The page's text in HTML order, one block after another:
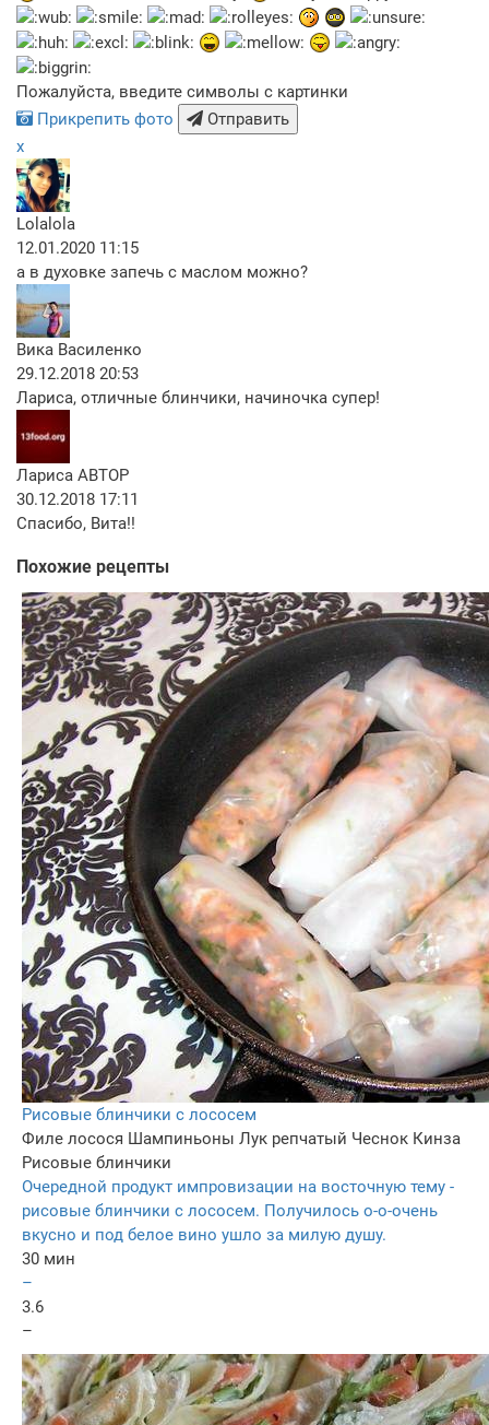
Пожалуйста, введите символы с картинки
Прикрепить фото
Отправить
x
Lolalola
12.01.2020 11:15
а в духовке запечь с маслом можно?
Вика Василенко
29.12.2018 20:53
Лариса, отличные блинчики, начиночка супер!
Лариса АВТОР
30.12.2018 17:11
Спасибо, Вита!!
Похожие рецепты
Рисовые блинчики с лососем
Филе лосося Шампиньоны Лук репчатый Чеснок Кинза
Рисовые блинчики
Очередной продукт импровизации на восточную тему -
рисовые блинчики с лососем. Получилось о-о-очень
вкусно и под белое вино ушло за милую душу.
30 мин
–
3.6
–